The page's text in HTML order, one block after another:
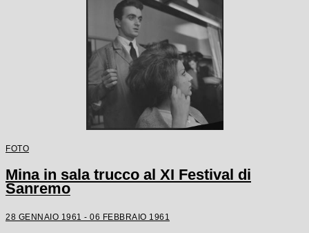
FOTO
Mina in sala trucco al XI Festival di
Sanremo
28 GENNAIO 1961 - 06 FEBBRAIO 1961